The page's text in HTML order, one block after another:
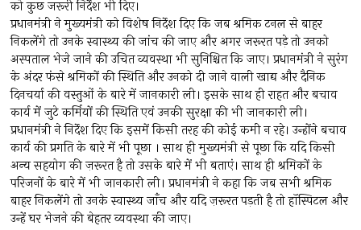
को कुछ जरूरी निर्देश भी दिए।
प्रधानमंत्री ने मुख्यमंत्री को विशेष निर्देश दिए कि जब श्रमिक टनल से बाहर
निकलेंगे तो उनके स्वास्थ्य की जांच की जाए और अगर जरूरत पड़े तो उनको
अस्पताल भेजे जाने की उचित व्यवस्था भी सुनिश्चित कि जाए। प्रधानमंत्री ने सुरंग
के अंदर फंसे श्रमिकों की स्थिति और उनको दी जाने वाली खाद्य और दैनिक
दिनचर्या की वस्तुओं के बारे में जानकारी ली। इसके साथ ही राहत और बचाव
कार्य में जुटे कर्मियों की स्थिति एवं उनकी सुरक्षा की भी जानकारी ली।
प्रधानमंत्री ने निर्देश दिए कि इसमें किसी तरह की कोई कमी न रहे। उन्होंने बचाव
कार्य की प्रगति के बारे में भी पूछा । साथ ही मुख्यमंत्री से पूछा कि यदि किसी
अन्य सहयोग की ज़रूरत है तो उसके बारे में भी बताएं। साथ ही श्रमिकों के
परिजनों के बारे में भी जानकारी ली। प्रधानमंत्री ने कहा कि जब सभी श्रमिक
बाहर निकलेंगे तो उनके स्वास्थ्य जाँच और यदि ज़रूरत पड़ती है तो हॉस्पिटल और
उन्हें घर भेजने की बेहतर व्यवस्था की जाए।